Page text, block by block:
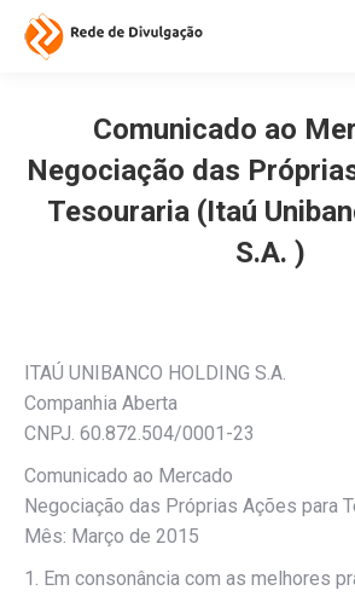
Comunicado ao
Negociação das
Tesouraria (Itaú
S.A. )
ITAÚ UNIBANCO HOLDING S.A.
Companhia Aberta
CNPJ. 60.872.504/0001-23
Comunicado ao Mercado
Negociação das Próprias Ações para
Mês: Março de 2015
1. Em consonância com as melhores